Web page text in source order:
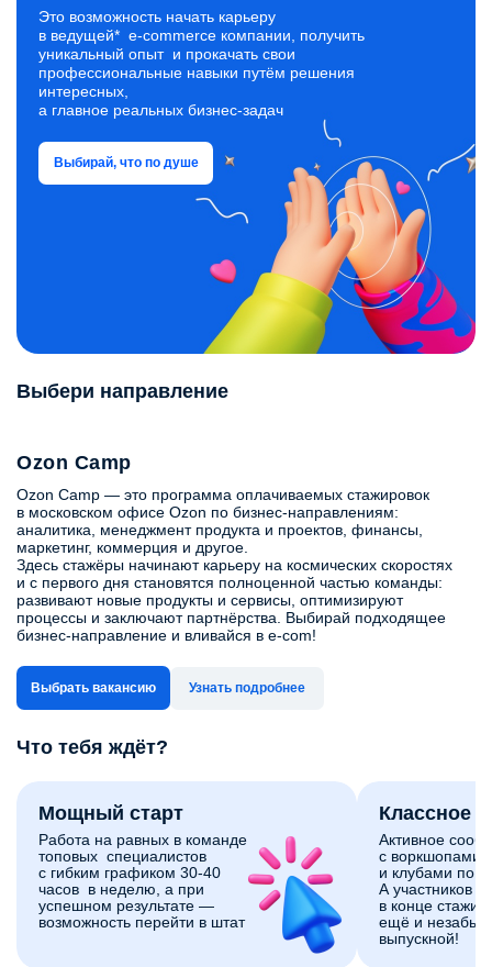
процессах: приёмка, размещение, отбор, упаковка
и отгрузка.
Это возможность начать карьеру
в ведущей* e‑commerce компании, получить
уникальный опыт и прокачать свои
профессиональные навыки путём решения
интересных,
а главное реальных бизнес‑задач
Выбирай, что по душе
Выбери направление
Ozon Camp
Ozon Camp — это программа оплачиваемых стажировок
в московском офисе Ozon по бизнес‑направлениям:
аналитика, менеджмент продукта и проектов, финансы,
маркетинг, коммерция и другое.
Здесь стажёры начинают карьеру на космических скоростях
и с первого дня становятся полноценной частью команды:
развивают новые продукты и сервисы, оптимизируют
процессы и заключают партнёрства. Выбирай подходящее
бизнес-направление и вливайся в e-com!
Выбрать вакансию Узнать подробнее
Что тебя ждёт?
Мощный старт
Работа на равных в команде
топовых специалистов
с гибким графиком 30-40
часов в неделю, а при
успешном результате —
возможность перейти в штат
Классное
Активное
с
и клубами по
А участников
в конце
ещё и
выпускной!